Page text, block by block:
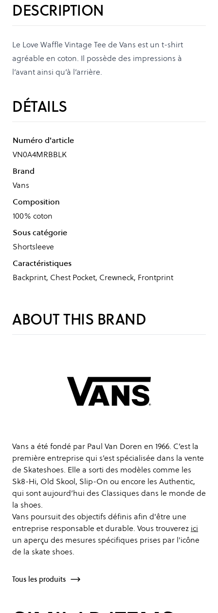
DESCRIPTION
Le Love Waffle Vintage Tee de Vans est un t-shirt
agréable en coton. Il possède des impressions à
l’avant ainsi qu’à l’arrière.
DÉTAILS
Numéro d'article
VN0A4MRBBLK
Brand
Vans
Composition
100% coton
Sous catégorie
Shortsleeve
Caractéristiques
Backprint, Chest Pocket, Crewneck, Frontprint
ABOUT THIS BRAND
Vans a été fondé par Paul Van Doren en 1966. C’est la
première entreprise qui s’est spécialisée dans la vente
de Skateshoes. Elle a sorti des modèles comme les
Sk8-Hi, Old Skool, Slip-On ou encore les Authentic,
qui sont aujourd’hui des Classiques dans le monde de
la shoes.
Vans poursuit des objectifs définis afin d'être une
entreprise responsable et durable. Vous trouverez ici
un aperçu des mesures spécifiques prises par l'icône
de la skate shoes.
Tous les produits